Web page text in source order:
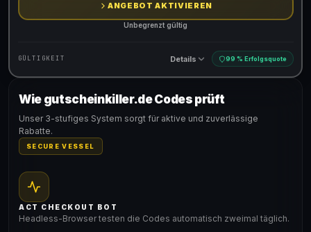
ANGEBOT AKTIVIEREN
Unbegrenzt gültig
GÜLTIGKEIT Details 99 % Erfolgsquote
Gültig für teilnehmende Produkte
Wie gutscheinkiller.de Codes prüft
Unser 3-stufiges System sorgt für aktive und zuverlässige
Rabatte.
SECURE VESSEL
ACT CHECKOUT BOT
Headless-Browser testen die Codes automatisch zweimal täglich.